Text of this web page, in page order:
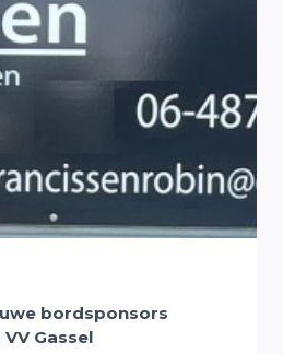
bordsponsors
Gassel